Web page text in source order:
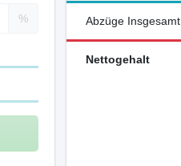
% Abzüge Insgesamt
Nettogehalt